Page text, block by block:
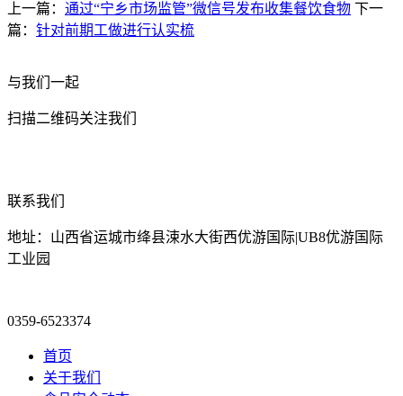
上一篇： 通过“宁乡市场监管”微信号发布收集餐饮食物 下一
篇： 针对前期工做进行认实梳
与我们一起
扫描二维码关注我们
联系我们
地址：山西省运城市绛县涑水大街西优游国际|UB8优游国际
工业园
0359-6523374
首页
关于我们